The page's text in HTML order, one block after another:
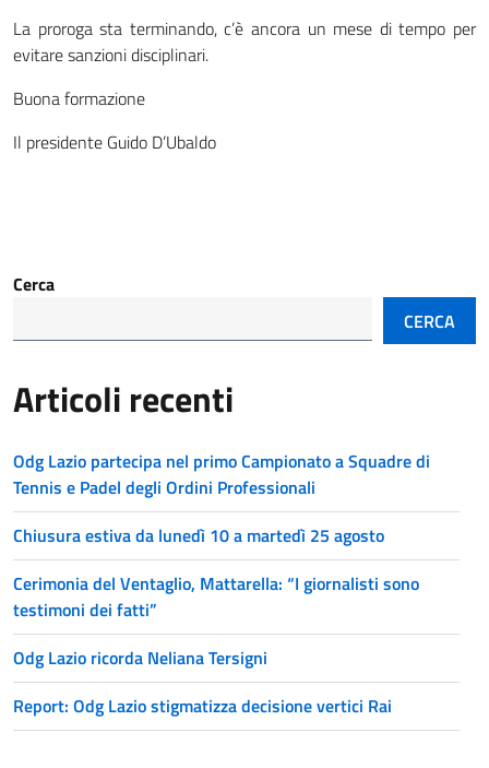
La proroga sta terminando, c’è ancora un mese di tempo per
evitare sanzioni disciplinari.
Buona formazione
Il presidente Guido D’Ubaldo
Cerca
CERCA
Articoli recenti
Odg Lazio partecipa nel primo Campionato a Squadre di
Tennis e Padel degli Ordini Professionali
Chiusura estiva da lunedì 10 a martedì 25 agosto
Cerimonia del Ventaglio, Mattarella: “I giornalisti sono
testimoni dei fatti”
Odg Lazio ricorda Neliana Tersigni
Report: Odg Lazio stigmatizza decisione vertici Rai